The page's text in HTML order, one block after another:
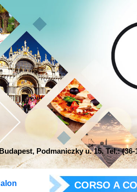
Podmaniczky u. 15. Tel.:
CORSO A